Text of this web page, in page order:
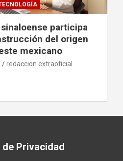
participa
del origen
mexicano
redaccion extraoficial
Privacidad